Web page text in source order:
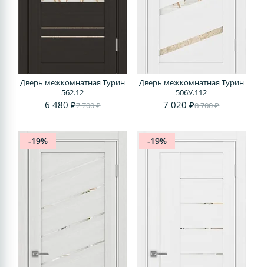
Дверь межкомнатная Турин
562.12
6 480 ₽7 700 ₽
Дверь межкомнатная Турин
506У.112
7 020 ₽8 700 ₽
-19% -19%